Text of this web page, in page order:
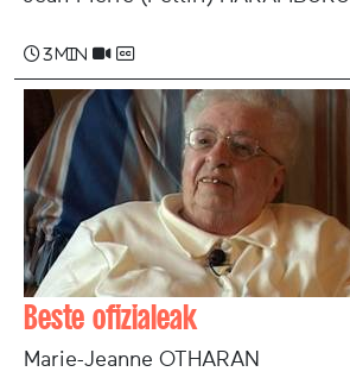
3 min
Beste ofizialeak
Marie-Jeanne OTHARAN